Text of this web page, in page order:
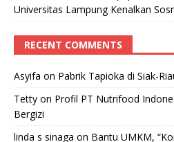
Universitas Lampung Kenalkan
RECENT COMMENTS
Asyifa on Pabrik Tapioka di Siak-
Tetty on Profil PT Nutrifood
Bergizi
linda s sinaga on Bantu UMKM,